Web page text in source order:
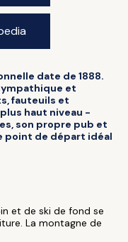
date de 1888.
et
fauteuils et
haut niveau -
son propre pub et
point de départ idéal
et de ski de fond se
La montagne de